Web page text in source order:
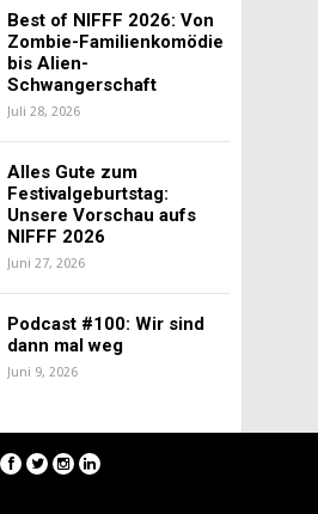
Best of NIFFF 2026: Von
Zombie-Familienkomödie
bis Alien-
Schwangerschaft
Juli 28, 2026
Alles Gute zum
Festivalgeburtstag:
Unsere Vorschau aufs
NIFFF 2026
Juni 27, 2026
Podcast #100: Wir sind
dann mal weg
Juni 9, 2026